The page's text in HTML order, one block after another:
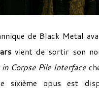
de Black Metal
vient de sortir son
Corpse Pile Interface
sixième opus est